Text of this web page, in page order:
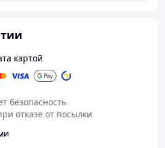
картой
безопасность
отказе от посылки